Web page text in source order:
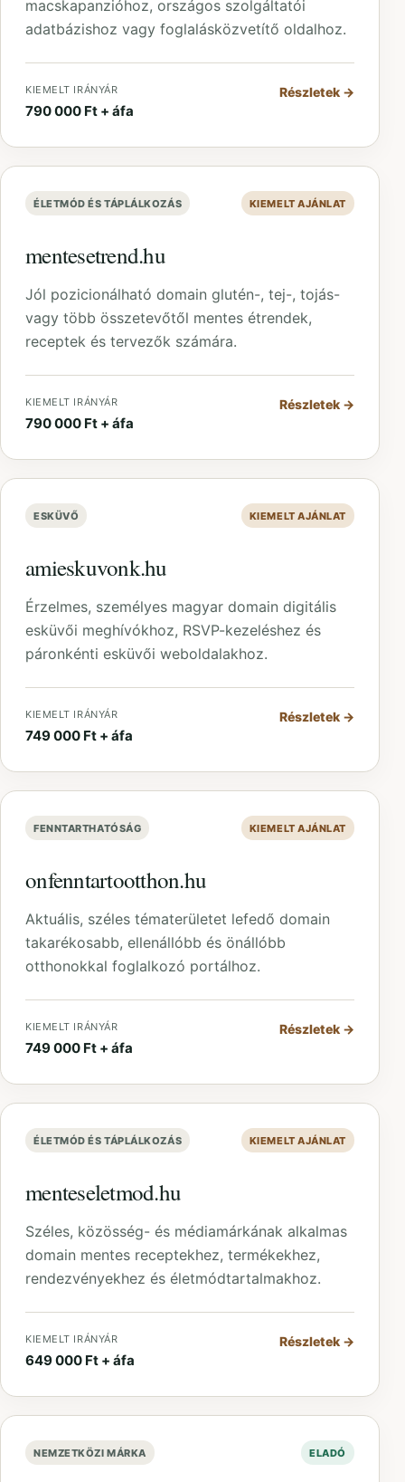
macskapanzióhoz, országos szolgáltatói
adatbázishoz vagy foglalásközvetítő oldalhoz.
KIEMELT IRÁNYÁR
790 000 Ft + áfa
Részletek →
ÉLETMÓD ÉS TÁPLÁLKOZÁS KIEMELT AJÁNLAT
mentesetrend.hu
Jól pozicionálható domain glutén-, tej-, tojás-
vagy több összetevőtől mentes étrendek,
receptek és tervezők számára.
KIEMELT IRÁNYÁR
790 000 Ft + áfa
Részletek →
ESKÜVŐ KIEMELT AJÁNLAT
amieskuvonk.hu
Érzelmes, személyes magyar domain digitális
esküvői meghívókhoz, RSVP-kezeléshez és
páronkénti esküvői weboldalakhoz.
KIEMELT IRÁNYÁR
749 000 Ft + áfa
Részletek →
FENNTARTHATÓSÁG KIEMELT AJÁNLAT
onfenntartootthon.hu
Aktuális, széles tématerületet lefedő domain
takarékosabb, ellenállóbb és önállóbb
otthonokkal foglalkozó portálhoz.
KIEMELT IRÁNYÁR
749 000 Ft + áfa
Részletek →
ÉLETMÓD ÉS TÁPLÁLKOZÁS KIEMELT AJÁNLAT
menteseletmod.hu
Széles, közösség- és médiamárkának alkalmas
domain mentes receptekhez, termékekhez,
rendezvényekhez és életmódtartalmakhoz.
KIEMELT IRÁNYÁR
649 000 Ft + áfa
Részletek →
NEMZETKÖZI MÁRKA ELADÓ